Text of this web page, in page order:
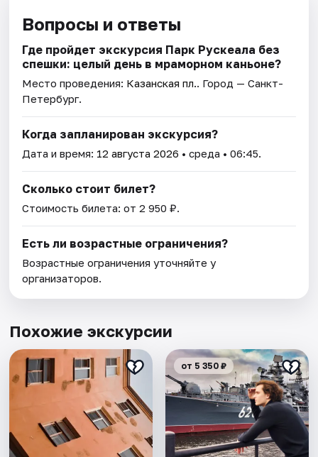
Вопросы и ответы
Где пройдет экскурсия Парк Рускеала без
спешки: целый день в мраморном каньоне?
Место проведения: Казанская пл.. Город — Санкт-
Петербург.
Когда запланирован экскурсия?
Дата и время: 12 августа 2026 • среда • 06:45.
Сколько стоит билет?
Стоимость билета: от 2 950 ₽.
Есть ли возрастные ограничения?
Возрастные ограничения уточняйте у
организаторов.
Похожие экскурсии
от 5 350 ₽